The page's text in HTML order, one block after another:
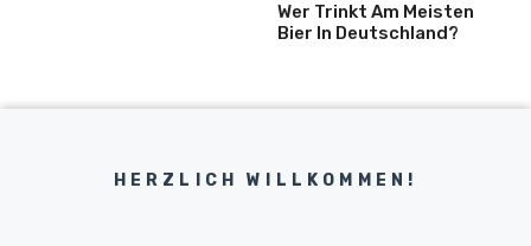
Wer Trinkt Am Meisten
Bier In Deutschland?
HERZLICH WILLKOMMEN!